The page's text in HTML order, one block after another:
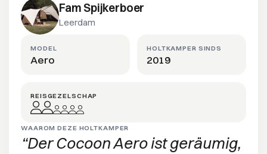
Fam Spijkerboer
Leerdam
MODEL
Aero
REISGEZELSCHAP
HOLTKAMPER SINDS
2019
WAAROM DEZE HOLTKAMPER
Der Cocoon Aero ist geräumig,